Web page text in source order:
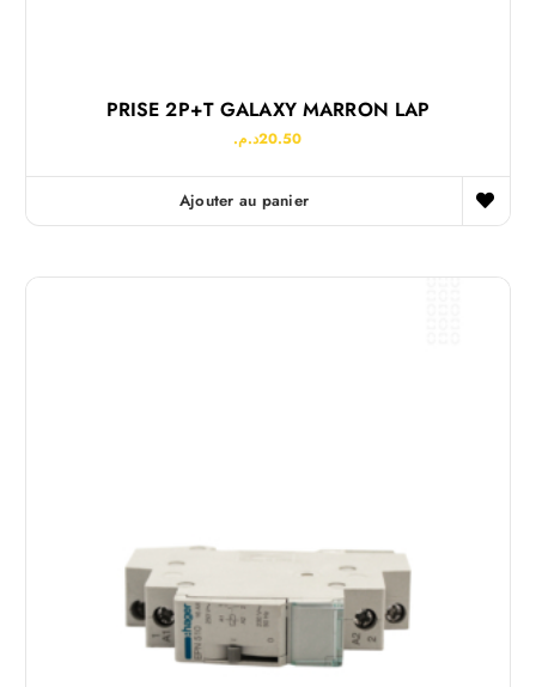
PRISE 2P+T GALAXY MARRON LAP
20.50د.م.
Ajouter au panier